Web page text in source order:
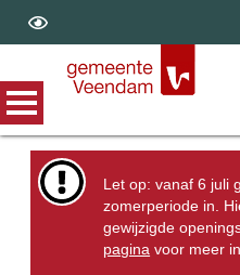
Let op: vanaf 6 juli
zomerperiode in.
gewijzigde
pagina voor meer